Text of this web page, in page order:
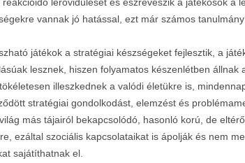
vannak jó hatással, ezt már számos tanulmány
játékok a stratégiai készségeket fejlesztik, a
lesznek, hiszen folyamatos készenlétben állnak
illeszkednek a valódi életükre is,
stratégiai gondolkodást, elemzést és
más tájairól bekapcsolódó, hasonló korú, de
ezáltal szociális kapcsolataikat is ápolják és nem
sajátíthatnak el.